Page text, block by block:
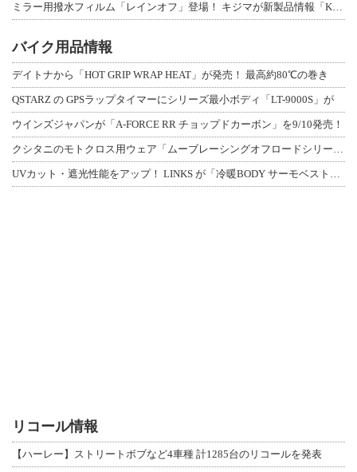
ミラー用撥水フィルム「レインオフ」登場！ キジマが新製品情報「KIJIMA NE
バイク用品情報
デイトナから「HOT GRIP WRAP HEAT」が発売！ 最高約80℃の巻き
QSTARZ の GPSラップタイマーにシリーズ最小ボディ「LT-9000S」が
ウインズジャパンが「A-FORCE RR チョップドカーボン」を9/10発売！
クシタニのモトクロス用ウェア「ムーブレーシングオフロードシリーズ」3アイテムが登
UVカット・遮光性能をアップ！ LINKS が「冷暖BODY サーモベスト」改良
リコール情報
【ハーレー】ストリートボブなど4車種 計1285台のリコールを発表